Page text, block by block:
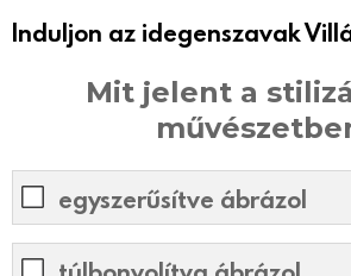
Induljon az idegenszavak
Mit jelent a
egyszerűsítve ábrázol